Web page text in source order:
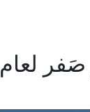
صَفر لعام